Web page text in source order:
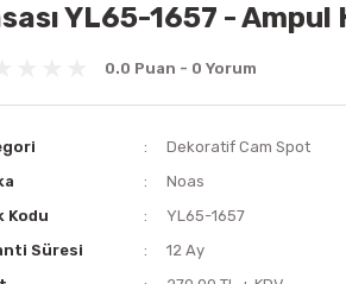
YL65-1657 - Ampul
0.0 Puan - 0 Yorum
Dekoratif Cam Spot
Noas
Kodu
YL65-1657
Süresi
12 Ay